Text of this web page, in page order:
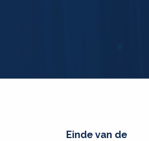
Einde van de